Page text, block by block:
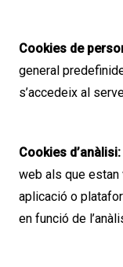
Cookies de
general
s’accedeix al
Cookies d’anàlisi:
web als que estan
aplicació o
en funció de